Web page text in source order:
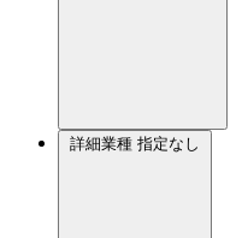
詳細業種 指定なし